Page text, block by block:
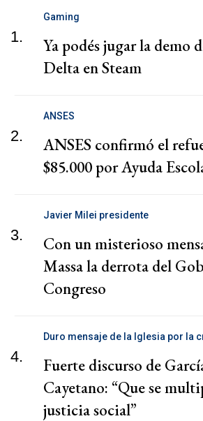
1.
Gaming
Ya podés jugar la demo
Delta en Steam
2.
ANSES
ANSES confirmó el
$85.000 por Ayuda
3.
Javier Milei presidente
Con un misterioso
Massa la derrota del
Congreso
4.
Duro mensaje de la Iglesia por la
Fuerte discurso de
Cayetano: “Que se
justicia social”